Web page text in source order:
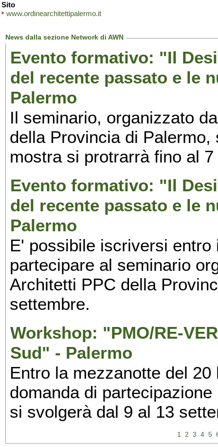
Sito
www.ordinearchitettipalermo.it
News dalla sezione Network di AWN
Evento formativo: "Il
del recente passato e le
Palermo
Il seminario, organizzato
della Provincia di
mostra si protrarrà fino al
Evento formativo: "Il
del recente passato e le
Palermo
E' possibile iscriversi
partecipare al seminario
Architetti PPC della
settembre.
Workshop: "PMO/RE-
Sud" - Palermo
Entro la mezzanotte del
domanda di
si svolgerà dal 9 al 13
1 2 3 4 5